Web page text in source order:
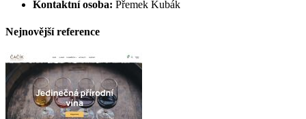
Kontaktní osoba: Přemek Kubák
Nejnovější reference